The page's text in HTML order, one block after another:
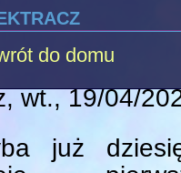
do domu
, wt., 19/04/
już